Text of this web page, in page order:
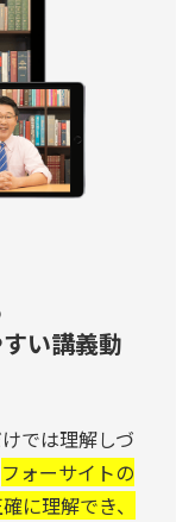
い講義動
では理解しづ
フォーサイトの
に理解でき、